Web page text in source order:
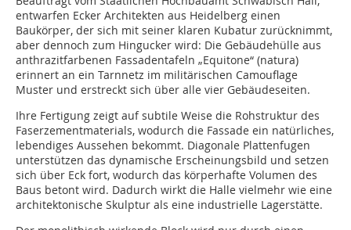
entwarfen Ecker Architekten aus Heidelberg einen
Baukörper, der sich mit seiner klaren Kubatur zurücknimmt,
aber dennoch zum Hingucker wird: Die Gebäudehülle aus
anthrazitfarbenen Fassadentafeln „Equitone“ (natura)
erinnert an ein Tarnnetz im militärischen Camouflage
Muster und erstreckt sich über alle vier Gebäudeseiten.
Ihre Fertigung zeigt auf subtile Weise die Rohstruktur des
Faserzementmaterials, wodurch die Fassade ein natürliches,
lebendiges Aussehen bekommt. Diagonale Plattenfugen
unterstützen das dynamische Erscheinungsbild und setzen
sich über Eck fort, wodurch das körperhafte Volumen des
Baus betont wird. Dadurch wirkt die Halle vielmehr wie eine
architektonische Skulptur als eine industrielle Lagerstätte.